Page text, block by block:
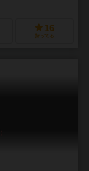
16
持ってる